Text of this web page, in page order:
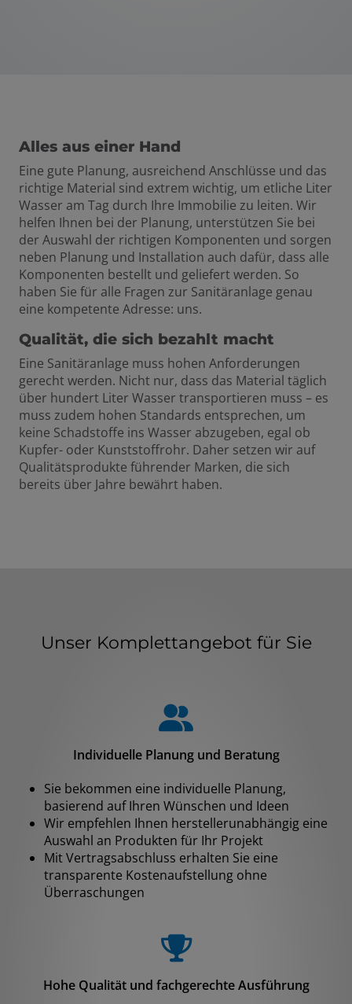
Alles aus einer Hand
Eine gute Planung, ausreichend Anschlüsse und das
richtige Material sind extrem wichtig, um etliche Liter
Wasser am Tag durch Ihre Immobilie zu leiten. Wir
helfen Ihnen bei der Planung, unterstützen Sie bei
der Auswahl der richtigen Komponenten und sorgen
neben Planung und Installation auch dafür, dass alle
Komponenten bestellt und geliefert werden. So
haben Sie für alle Fragen zur Sanitäranlage genau
eine kompetente Adresse: uns.
Qualität, die sich bezahlt macht
Eine Sanitäranlage muss hohen Anforderungen
gerecht werden. Nicht nur, dass das Material täglich
über hundert Liter Wasser transportieren muss – es
muss zudem hohen Standards entsprechen, um
keine Schadstoffe ins Wasser abzugeben, egal ob
Kupfer- oder Kunststoffrohr. Daher setzen wir auf
Qualitätsprodukte führender Marken, die sich
bereits über Jahre bewährt haben.
Unser Komplettangebot für Sie
Individuelle Planung und Beratung
Sie bekommen eine individuelle Planung,
basierend auf Ihren Wünschen und Ideen
Wir empfehlen Ihnen herstellerunabhängig eine
Auswahl an Produkten für Ihr Projekt
Mit Vertragsabschluss erhalten Sie eine
transparente Kostenaufstellung ohne
Überraschungen
Hohe Qualität und fachgerechte Ausführung